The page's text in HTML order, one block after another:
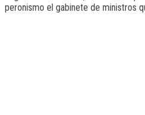
peronismo el gabinete de ministros